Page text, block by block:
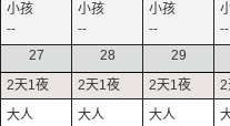
-- -- -- --
27
28 29